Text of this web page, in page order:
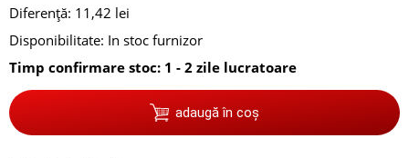
Diferență: 11,42 lei
Disponibilitate: In stoc furnizor
Timp confirmare stoc: 1 - 2 zile lucratoare
adaugă în coș